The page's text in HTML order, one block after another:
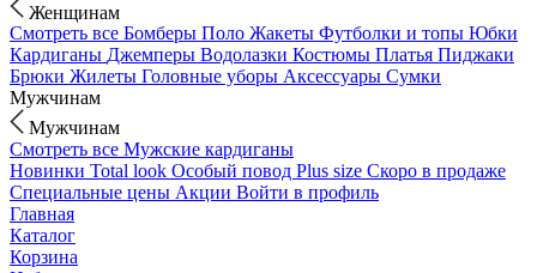
Женщинам
Смотреть все Бомберы Поло Жакеты Футболки и топы Юбки
Кардиганы Джемперы Водолазки Костюмы Платья Пиджаки
Брюки Жилеты Головные уборы Аксессуары Сумки
Мужчинам
Мужчинам
Смотреть все Мужские кардиганы
Новинки Total look Особый повод Plus size Скоро в продаже
Специальные цены Акции Войти в профиль
Главная
Каталог
Корзина